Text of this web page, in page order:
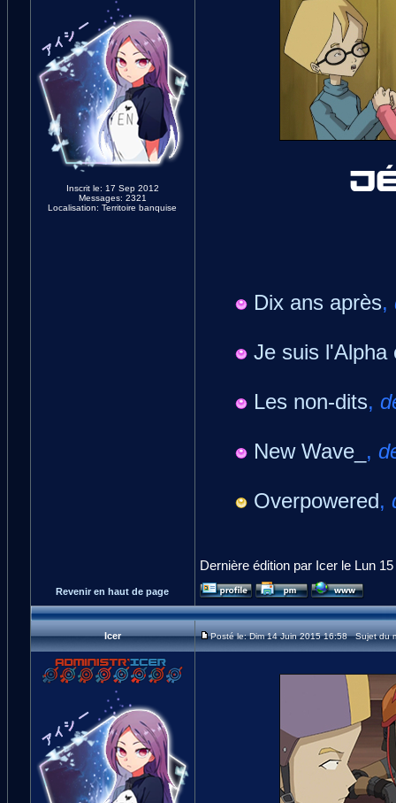
Inscrit le: 17 Sep 2012
Messages: 2321
Localisation: Territoire banquise
Dix ans après,
Je suis l'Alpha
Les non-dits,
New Wave_ ,
Overpowered,
Dernière édition par Icer le Lun
Revenir en haut de page
Icer Posté le: Dim 14 Juin 2015 16:58 Sujet du